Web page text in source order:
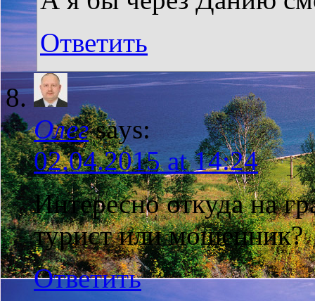
Ответить
Олег says:
02.04.2015 at 14:24
Интересно откуда на
турист или мошенник?
Ответить